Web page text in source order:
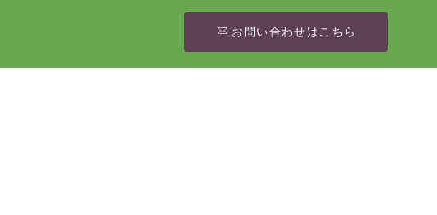
お問い合わせはこちら